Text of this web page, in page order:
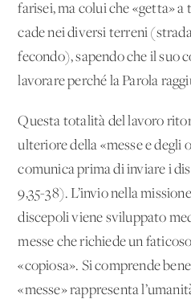
farisei, ma colui che «getta»
cade nei diversi terreni
fecondo), sapendo che il suo
lavorare perché la Parola
Questa totalità del lavoro
ulteriore della «messe e degli
comunica prima di inviare i
9,35-38). L’invio nella
discepoli viene sviluppato
messe che richiede un
«copiosa». Si comprende
«messe» rappresenta